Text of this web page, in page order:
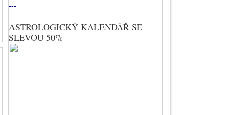
---
ASTROLOGICKÝ KALENDÁŘ SE
SLEVOU 50%